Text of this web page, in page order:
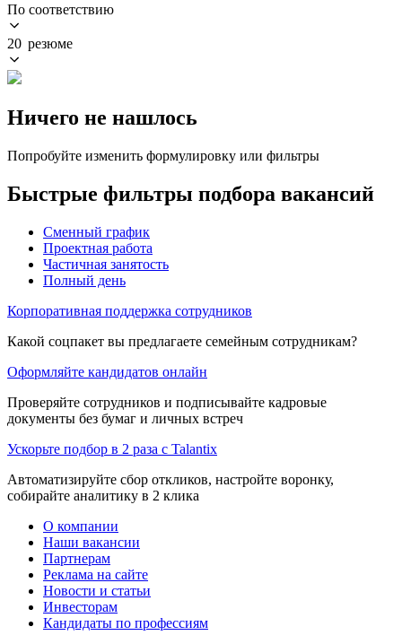
По соответствию
20 резюме
Ничего не нашлось
Попробуйте изменить формулировку или фильтры
Быстрые фильтры подбора вакансий
Сменный график
Проектная работа
Частичная занятость
Полный день
Корпоративная поддержка сотрудников
Какой соцпакет вы предлагаете семейным сотрудникам?
Оформляйте кандидатов онлайн
Проверяйте сотрудников и подписывайте кадровые
документы без бумаг и личных встреч
Ускорьте подбор в 2 раза с Talantix
Автоматизируйте сбор откликов, настройте воронку,
собирайте аналитику в 2 клика
О компании
Наши вакансии
Партнерам
Реклама на сайте
Новости и статьи
Инвесторам
Кандидаты по профессиям